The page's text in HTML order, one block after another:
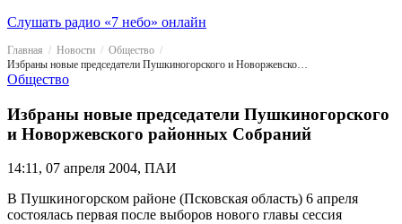
Слушать радио «7 небо» онлайн
Главная Новости
Общество
Избраны новые председатели Пушкиногорского и Новоржевского районных Собраний
Общество
Избраны новые председатели Пушкиногорского
и Новоржевского районных Собраний
14:11, 07 апреля 2004, ПАИ
В Пушкиногорском районе (Псковская область) 6 апреля
состоялась первая после выборов нового главы сессия